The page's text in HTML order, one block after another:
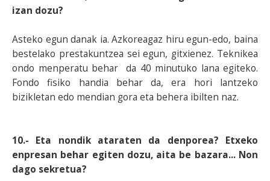
izan dozu?
Asteko egun danak ia. Azkoreagaz hiru egun-edo, baina
bestelako prestakuntzea sei egun, gitxienez. Teknikea
ondo menperatu behar da 40 minutuko lana egiteko.
Fondo fisiko handia behar da, era hori lantzeko
bizikletan edo mendian gora eta behera ibilten naz.
10.- Eta nondik ataraten da denporea? Etxeko
enpresan behar egiten dozu, aita be bazara... Non
dago sekretua?